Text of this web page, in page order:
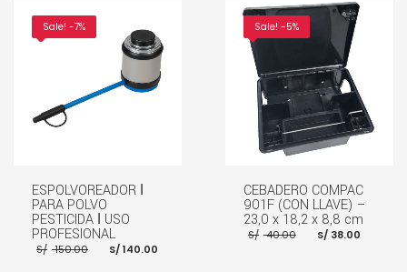
Sale! -7%
ESPOLVOREADOR ǀ
PARA POLVO
PESTICIDA ǀ USO
PROFESIONAL
S/ 150.00 El
precio
S/140.00
Sale! -5%
CEBADERO COMPAC
901F (CON LLAVE) –
23,0 x 18,2 x 8,8 cm
S/ 40.00 El
precio
S/38.00